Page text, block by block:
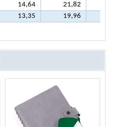
14,64 21,82
13,35 19,96